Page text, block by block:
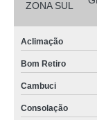
ZONA SUL
Aclimação
Bom Retiro
Cambuci
Consolação